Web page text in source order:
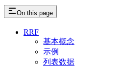
On this page
RRF
基本概念
示例
列表数据